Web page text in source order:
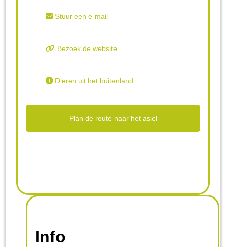
Stuur een e-mail
Bezoek de website
Dieren uit het buitenland.
Plan de route naar het asiel
Info